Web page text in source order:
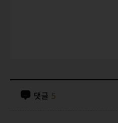
댓글 5